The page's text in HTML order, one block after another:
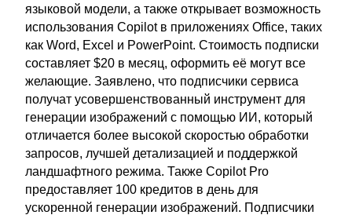
языковой модели, а также открывает возможность
использования Copilot в приложениях Office, таких
как Word, Excel и PowerPoint. Стоимость подписки
составляет $20 в месяц, оформить её могут все
желающие. Заявлено, что подписчики сервиса
получат усовершенствованный инструмент для
генерации изображений с помощью ИИ, который
отличается более высокой скоростью обработки
запросов, лучшей детализацией и поддержкой
ландшафтного режима. Также Copilot Pro
предоставляет 100 кредитов в день для
ускоренной генерации изображений. Подписчики